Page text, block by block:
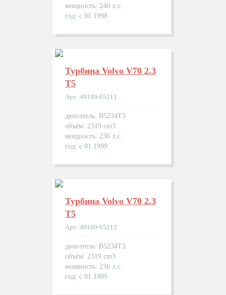
мощность: 240 л.с.
год: с 01.1998
Турбина Volvo V70 2.3
T5
Арт: 49189-05211
двигатель: B5234T3
объём: 2319 cm3
мощность: 236 л.с.
год: с 01.1999
Турбина Volvo V70 2.3
T5
Арт: 49189-05212
двигатель: B5234T3
объём: 2319 cm3
мощность: 236 л.с
год: с 01.1999